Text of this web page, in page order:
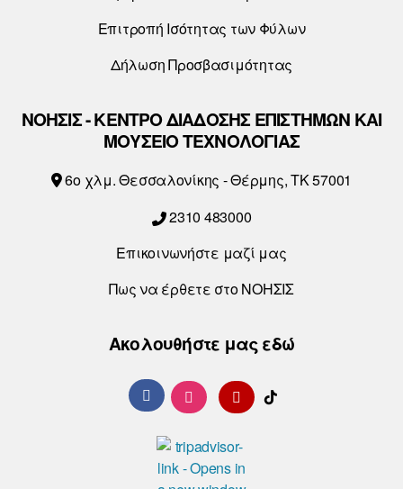
Επιτροπή Ισότητας των Φύλων
Δήλωση Προσβασιμότητας
ΝΟΗΣΙΣ - ΚΕΝΤΡΟ ΔΙΑΔΟΣΗΣ ΕΠΙΣΤΗΜΩΝ ΚΑΙ
ΜΟΥΣΕΙΟ ΤΕΧΝΟΛΟΓΙΑΣ
6o χλμ. Θεσσαλονίκης - Θέρμης, ΤΚ 57001
2310 483000
Επικοινωνήστε μαζί μας
Πως να έρθετε στο ΝΟΗΣΙΣ
Ακολουθήστε μας εδώ